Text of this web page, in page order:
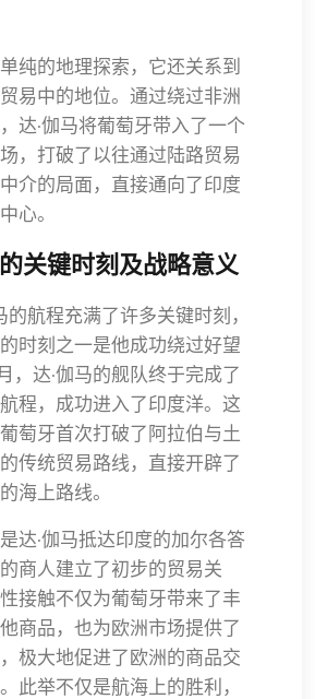
纯的地理探索，它还关系到
易中的地位。通过绕过非洲
达·伽马将葡萄牙带入了一个
，打破了以往通过陆路贸易
介的局面，直接通向了印度
心。
关键时刻及战略意义
的航程充满了许多关键时刻，
时刻之一是他成功绕过好望
，达·伽马的舰队终于完成了
程，成功进入了印度洋。这
萄牙首次打破了阿拉伯与土
传统贸易路线，直接开辟了
海上路线。
达·伽马抵达印度的加尔各答
商人建立了初步的贸易关
接触不仅为葡萄牙带来了丰
商品，也为欧洲市场提供了
极大地促进了欧洲的商品交
此举不仅是航海上的胜利，